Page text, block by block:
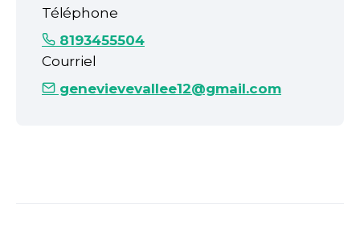
Téléphone
8193455504
Courriel
genevievevallee12@gmail.com